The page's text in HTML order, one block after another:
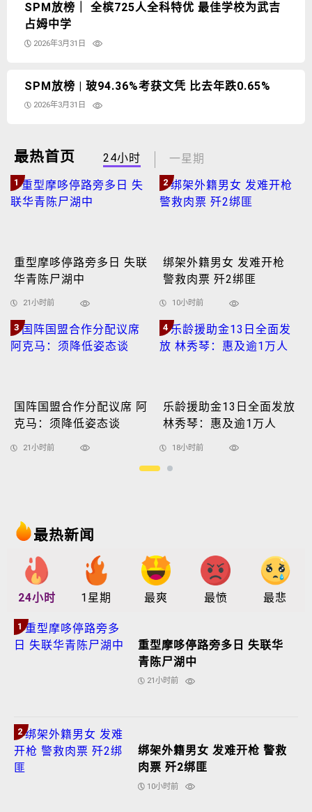
SPM放榜｜ 全槟725人全科特优 最佳学校为武吉
占姆中学
2026年3月31日
SPM放榜 | 玻94.36%考获文凭 比去年跌0.65%
2026年3月31日
最热首页 24小时 一星期
1
重型摩哆停路旁多日 失联
华青陈尸湖中
21小时前
2
绑架外籍男女 发难开枪
警救肉票 歼2绑匪
10小时前
3
国阵国盟合作分配议席 阿
克马：须降低姿态谈
21小时前
4
乐龄援助金13日全面发放
林秀琴：惠及逾1万人
18小时前
最热新闻
24小时 1星期 最爽 最愤 最悲
1
重型摩哆停路旁多日 失联华
青陈尸湖中
21小时前
2
绑架外籍男女 发难开枪 警救
肉票 歼2绑匪
10小时前